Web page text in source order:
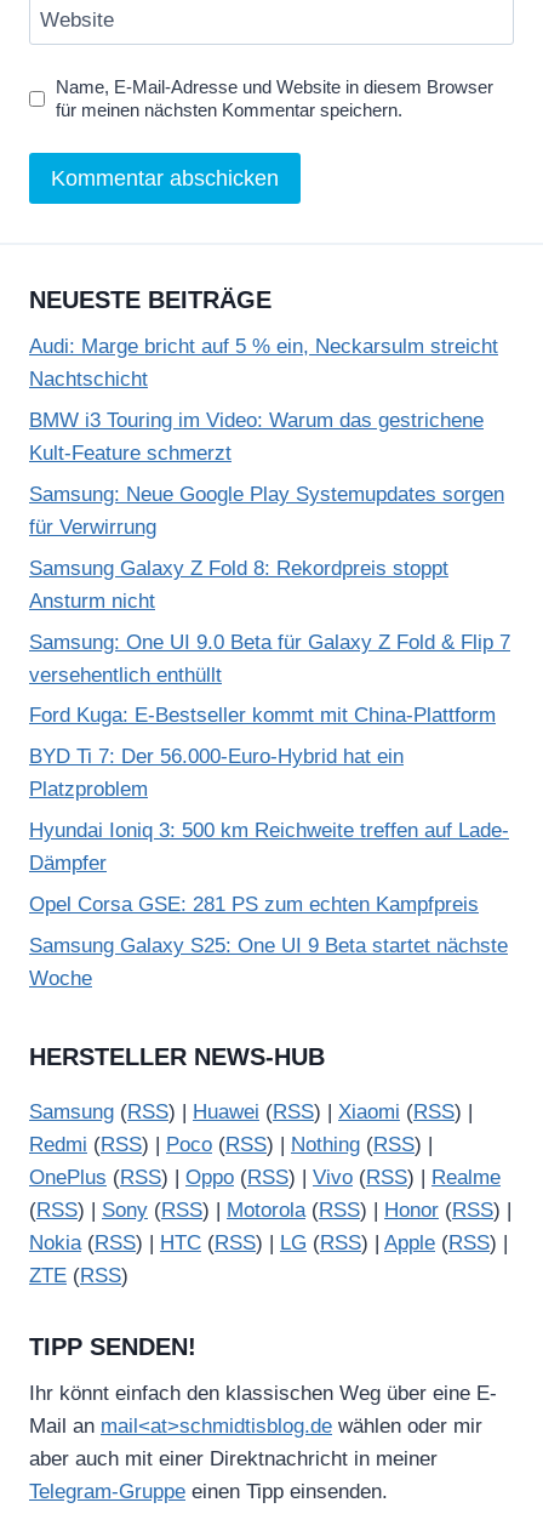
Website
Name, E-Mail-Adresse und Website in diesem Browser
für meinen nächsten Kommentar speichern.
NEUESTE BEITRÄGE
Audi: Marge bricht auf 5 % ein, Neckarsulm streicht
Nachtschicht
BMW i3 Touring im Video: Warum das gestrichene
Kult-Feature schmerzt
Samsung: Neue Google Play Systemupdates sorgen
für Verwirrung
Samsung Galaxy Z Fold 8: Rekordpreis stoppt
Ansturm nicht
Samsung: One UI 9.0 Beta für Galaxy Z Fold & Flip 7
versehentlich enthüllt
Ford Kuga: E-Bestseller kommt mit China-Plattform
BYD Ti 7: Der 56.000-Euro-Hybrid hat ein
Platzproblem
Hyundai Ioniq 3: 500 km Reichweite treffen auf Lade-
Dämpfer
Opel Corsa GSE: 281 PS zum echten Kampfpreis
Samsung Galaxy S25: One UI 9 Beta startet nächste
Woche
HERSTELLER NEWS-HUB
Samsung (RSS) | Huawei (RSS) | Xiaomi (RSS) |
Redmi (RSS) | Poco (RSS) | Nothing (RSS) |
OnePlus (RSS) | Oppo (RSS) | Vivo (RSS) |
Realme
(RSS) | Sony (RSS) | Motorola(RSS) | Honor (RSS) |
Nokia(RSS) | HTC (RSS) | LG (RSS) | Apple (RSS) |
ZTE (RSS)
TIPP SENDEN!
Ihr könnt einfach den klassischen Weg über eine E-
Mail an mail<at>schmidtisblog.de wählen oder mir
aber auch mit einer Direktnachricht in meiner
Telegram-Gruppe einen Tipp einsenden.